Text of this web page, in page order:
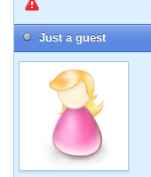
Just a guest